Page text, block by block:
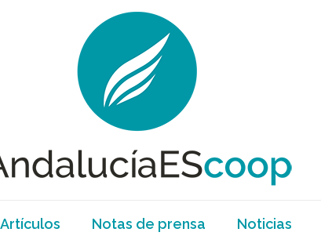
Artículos Notas de prensa Noticias